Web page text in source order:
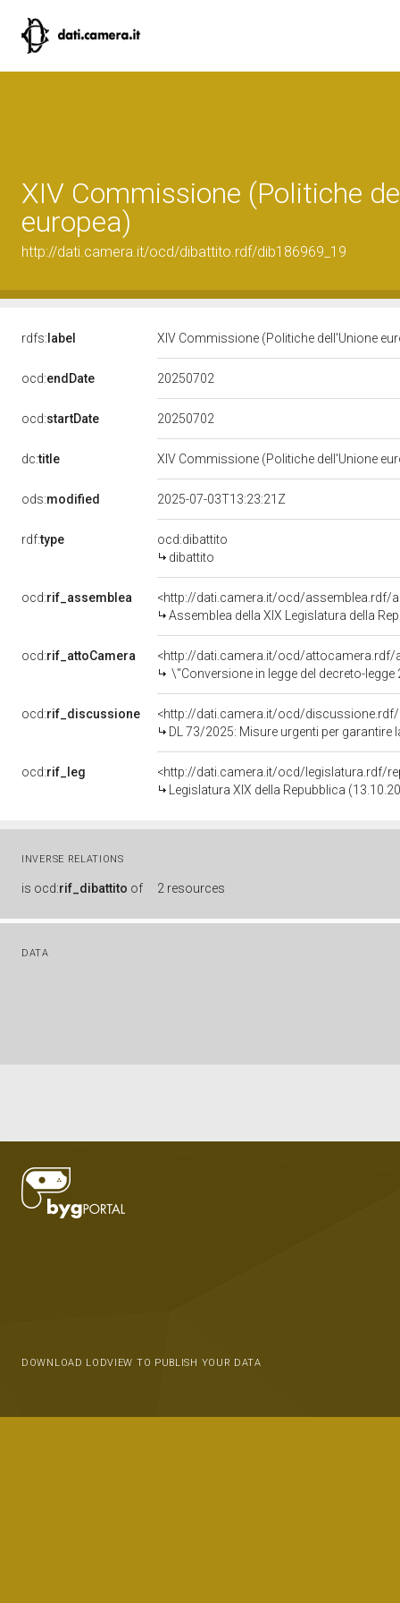
XIV Commissione (Politiche
europea)
http://dati.camera.it/ocd/dibattito.rdf/dib186969_19
rdfs: label XIV Commissione (Politiche dell'Unione
ocd:endDate 20250702
ocd:startDate 20250702
dc:title XIV Commissione (Politiche dell'Unione
ods:modified 2025-07-03T13:23:21Z
rdf:type
ocd:dibattito
dibattito
ocd:rif_assemblea
<http://dati.camera.it/ocd/assemblea.rdf/
Assemblea della XIX Legislatura della
ocd:rif_attoCamera
<http://dati.camera.it/ocd/attocamera.rdf/
\"Conversione in legge del decreto-legge 21 maggio 2025, n. 73, recante misure urgenti per garantire la continuit&agrave; nella realizzazione di infrastrutture strategiche e nella gestione di
ocd:rif_discussione
<http://dati.camera.it/ocd/discussione.rdf/
DL 73/2025: Misure urgenti per garantire la continuità nella realizzazione di infrastrutture strategiche e nella gestione di contratti pubblici, il corretto
ocd:rif_leg
<http://dati.camera.it/ocd/legislatura.rdf/
Legislatura XIX della Repubblica
INVERSE RELATIONS
is ocd:rif_dibattito of 2 resources
DATA
DOWNLOAD LODVIEW TO PUBLISH YOUR DATA